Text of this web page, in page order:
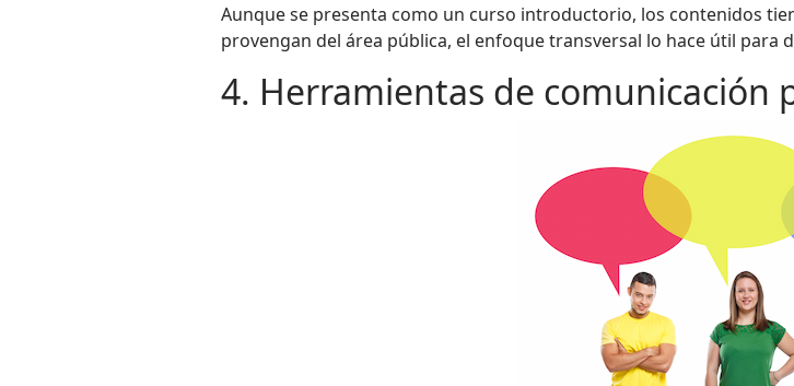
Aunque se presenta como un curso introductorio, los contenidos
provengan del área pública, el enfoque transversal lo hace útil para
4. Herramientas de comunicación